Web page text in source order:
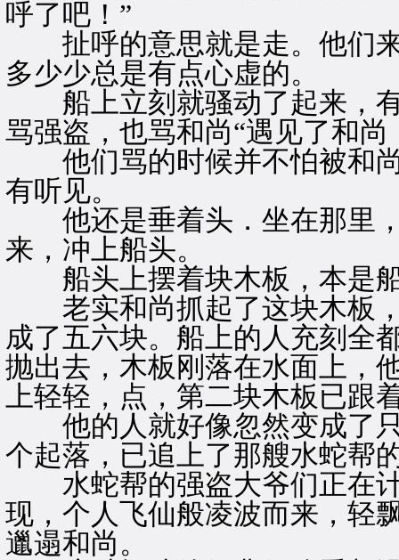
呼了吧！”
扯呼的意思就是走。他们来
多少少总是有点心虚的。
船上立刻就骚动了起来，有
骂强盗，也骂和尚“遇见了和尚
他们骂的时候并不怕被和尚
有听见。
他还是垂着头．坐在那里，
来，冲上船头。
船头上摆着块木板，本是
老实和尚抓起了这块木板，
成了五六块。船上的人充刻全
抛出去，木板刚落在水面上，
上轻轻，点，第二块木板已跟
他的人就好像忽然变成了只
个起落，已追上了那艘水蛇帮
水蛇帮的强盗大爷们正在计
现，个人飞仙般凌波而来，轻
邋遢和尚。